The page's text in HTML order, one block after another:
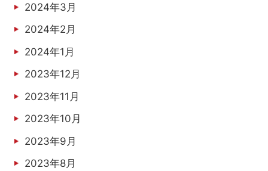
2024年3月
2024年2月
2024年1月
2023年12月
2023年11月
2023年10月
2023年9月
2023年8月